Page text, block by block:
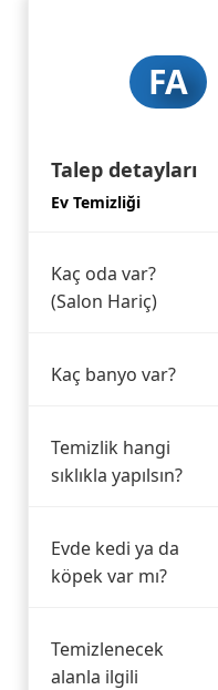
FA
Talep detayları
Ev Temizliği
Kaç oda var?
(Salon Hariç)
Kaç banyo var?
Temizlik hangi
sıklıkla yapılsın?
Evde kedi ya da
köpek var mı?
Temizlenecek
alanla ilgili